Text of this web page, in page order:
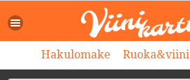
Hakulomake Ruoka&viini